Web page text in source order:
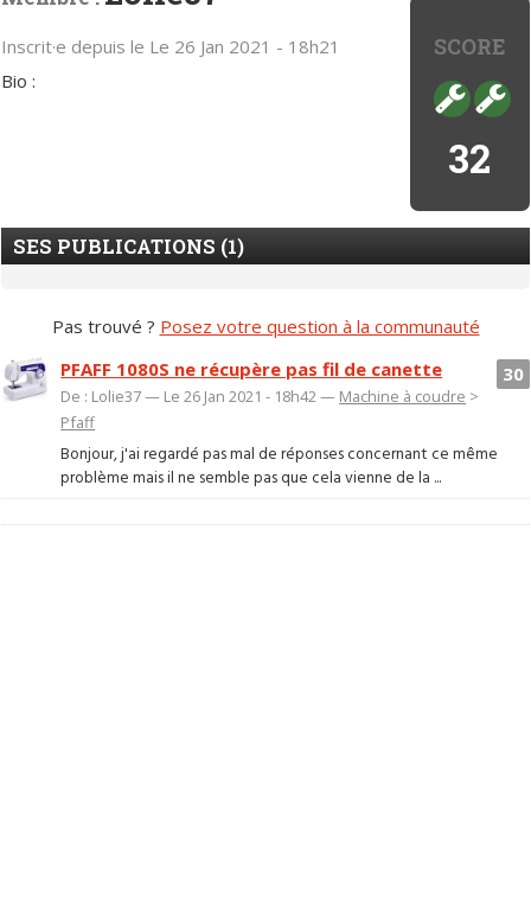
SCORE
32
Inscrit·e depuis le Le 26 Jan 2021 - 18h21
Bio :
SES PUBLICATIONS (1)
Pas trouvé ? Posez votre question à la communauté
30
PFAFF 1080S ne récupère pas fil de canette
De : Lolie37 — Le 26 Jan 2021 - 18h42 — Machine à coudre >
Pfaff
Bonjour, j'ai regardé pas mal de réponses concernant ce même
problème mais il ne semble pas que cela vienne de la ...